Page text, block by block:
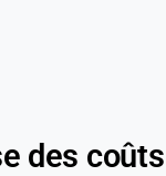
des coûts